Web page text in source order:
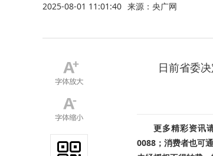
2025-08-01 11:01:40 来源：央广网
日前省委
更多精彩资讯
0088；消费者也可